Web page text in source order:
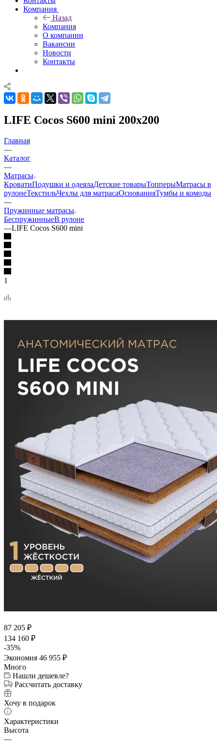
Компания
Назад
Компания
О компании
Вакансии
Новости
Контакты
LIFE Cocos S600 mini 200x200
Главная
—
Каталог
—
Матрасы
КроватиПодушки и одеялаДетские товарыТопперыМатрасы в
рулонеТекстильЧехлы для матрасаОснованияТумбы и комоды
—
Пружинные матрасы
БеспружинныеВ рулоне
—LIFE Cocos S600 mini
1
87 205 ₽
134 160 ₽
-35%
Экономия 46 955 ₽
Много
Нашли дешевле?
Рассчитать доставку
Хочу в подарок
Характеристики
Высота
—